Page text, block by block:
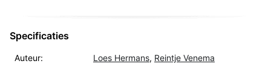
Specificaties
Auteur: Loes Hermans, Reintje Venema